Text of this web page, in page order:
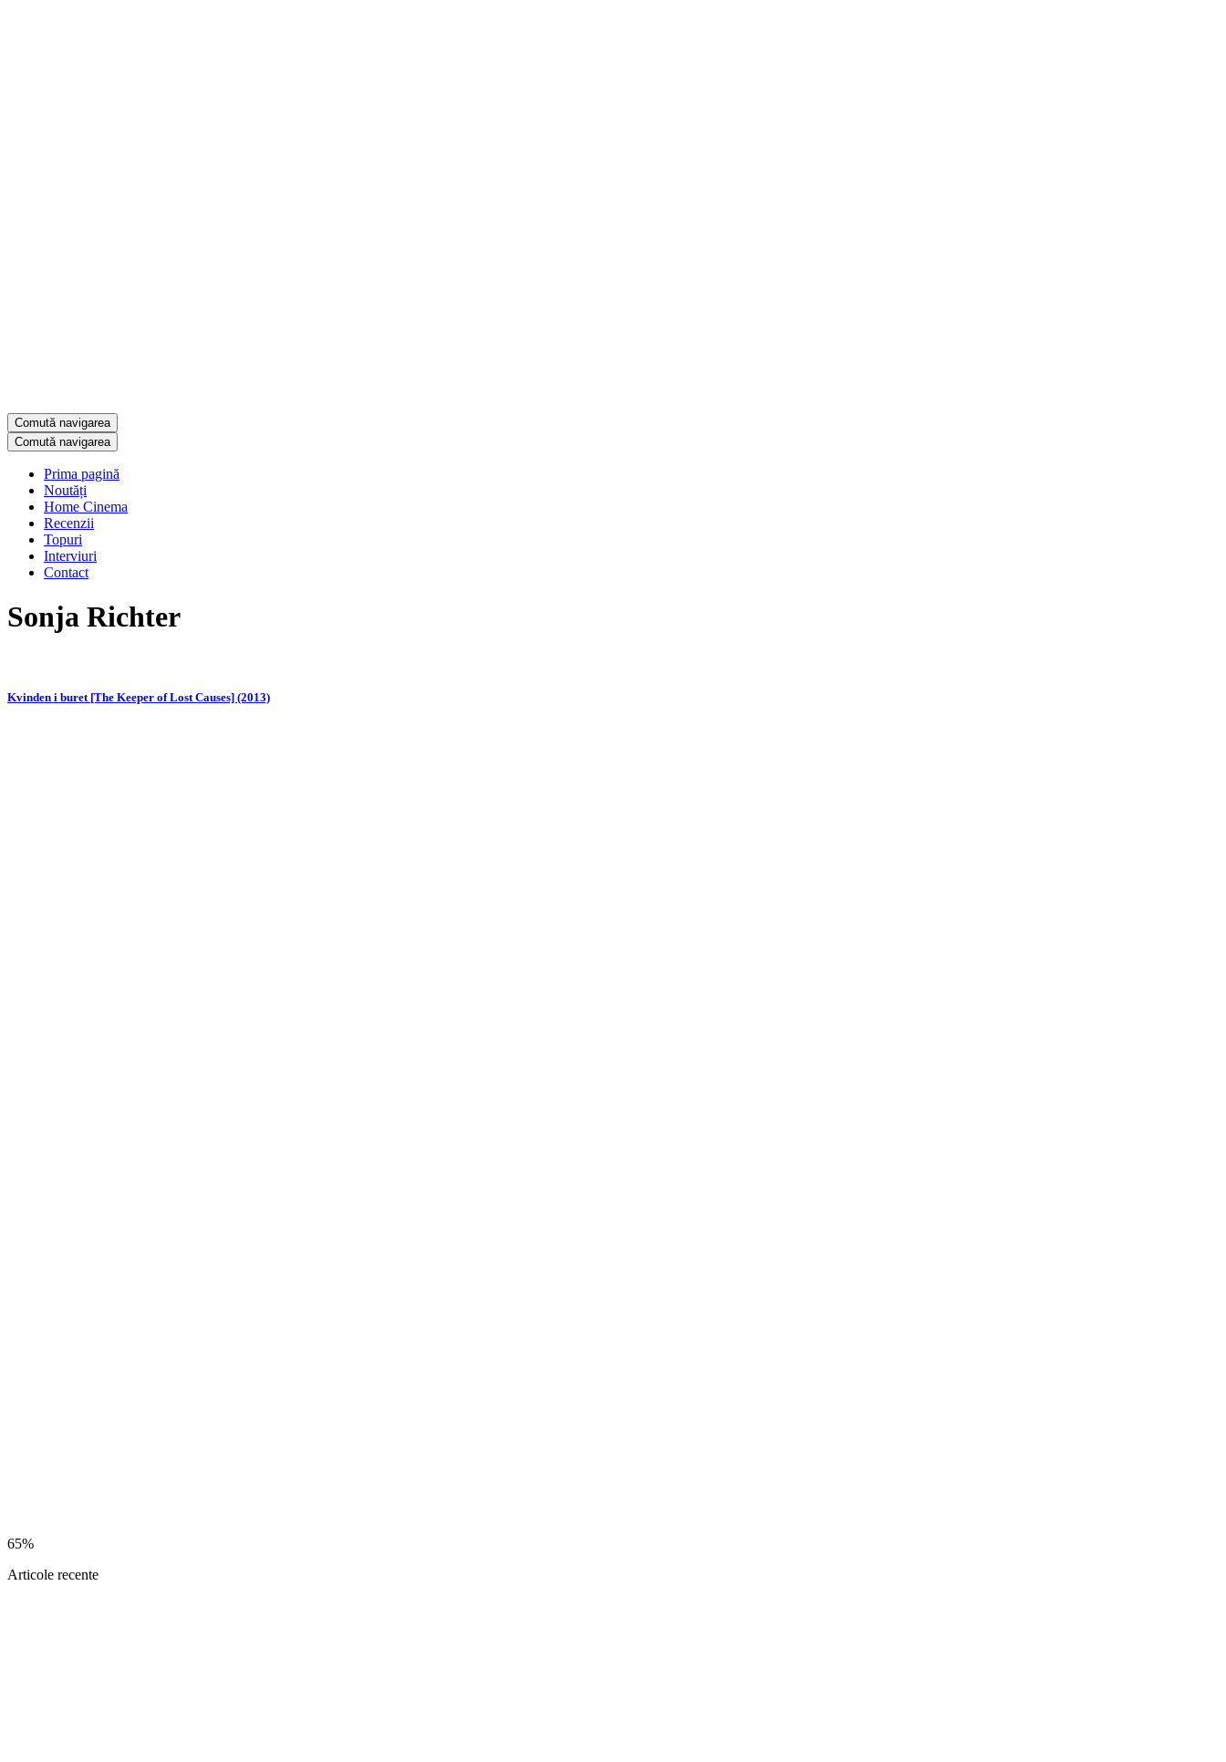
Comută navigarea
Comută navigarea
Prima pagină
Noutăți
Home Cinema
Recenzii
Topuri
Interviuri
Contact
Sonja Richter
Kvinden i buret [The Keeper of Lost Causes] (2013)
65%
Articole recente